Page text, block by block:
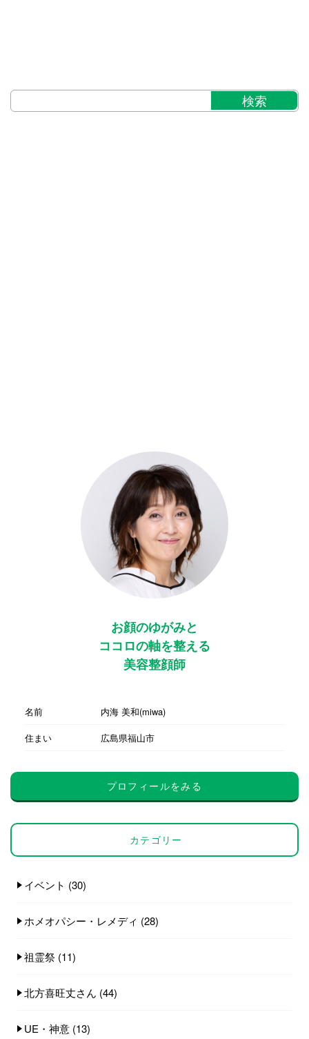
お顔のゆがみと
ココロの軸を整える
美容整顔師
名前
内海 美和(miwa)
住まい
広島県福山市
プロフィールをみる
カテゴリー
イベント (30)
ホメオパシー・レメディ (28)
祖霊祭 (11)
北方喜旺丈さん (44)
UE・神意 (13)